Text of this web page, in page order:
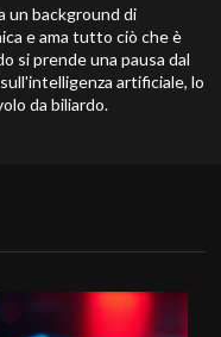
un background di
e ama tutto ciò che è
si prende una pausa dal
artificiale, lo
da biliardo.